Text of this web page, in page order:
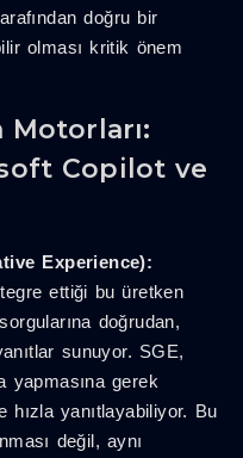
doğru bir
olması kritik önem
Motorları:
Copilot ve
Experience):
ettiği bu üretken
doğrudan,
sunuyor. SGE,
yapmasına gerek
hızla yanıtlayabiliyor. Bu
değil, aynı